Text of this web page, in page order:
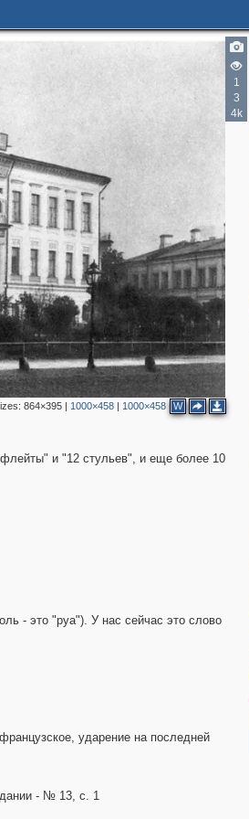
1
3
4k
864×395| 1000×458| 1000×458 W
и "12 стульев", и еще более 10
6
3
- это "руа"). У нас сейчас это слово
ударение на последней
- № 13, с. 1